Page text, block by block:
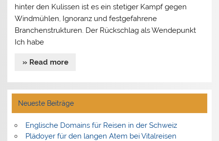
hinter den Kulissen ist es ein stetiger Kampf gegen
Windmühlen, Ignoranz und festgefahrene
Branchenstrukturen. Der Rückschlag als Wendepunkt
Ich habe
» Read more
Neueste Beiträge
Englische Domains für Reisen in der Schweiz
Plädoyer für den langen Atem bei Vitalreisen